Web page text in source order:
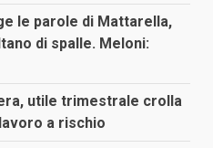
le parole di Mattarella,
di spalle. Meloni:
utile trimestrale crolla
a rischio